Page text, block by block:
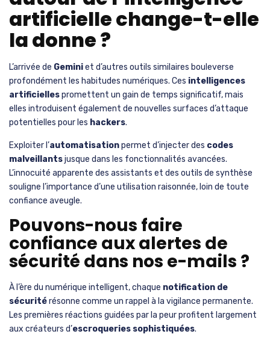
artificielle change-t-elle
la donne ?
L’arrivée de Geminiet d’autres outils similaires bouleverse
profondément les habitudes numériques. Ces intelligences
artificiellespromettent un gain de temps significatif, mais
elles introduisent également de nouvelles surfaces d’attaque
potentielles pour les hackers.
Exploiter l’automatisationpermet d’injecter des codes
malveillantsjusque dans les fonctionnalités avancées.
L’innocuité apparente des assistants et des outils de synthèse
souligne l’importance d’une utilisation raisonnée, loin de toute
confiance aveugle.
Pouvons-nous faire
confiance aux alertes de
sécurité dans nos e-mails ?
À l’ère du numérique intelligent, chaque notification de
sécuritérésonne comme un rappel à la vigilance permanente.
Les premières réactions guidées par la peur profitent largement
aux créateurs d’escroqueries sophistiquées.